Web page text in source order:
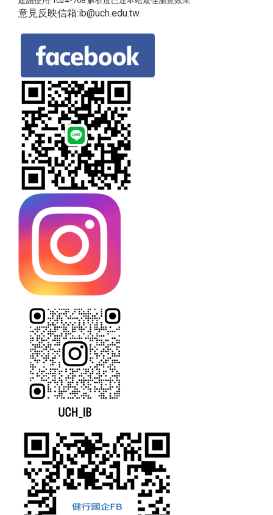
意見反映信箱:ib@uch.edu.tw